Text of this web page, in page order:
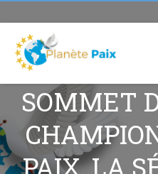
SOMMET
PAIX, LA